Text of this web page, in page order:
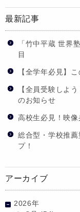
最新記事
「竹中平蔵 世界
目
【全学年必見】
【全員受験しよ
のお知らせ
高校生必見！映
総合型・学校推
プ！
アーカイブ
2026年